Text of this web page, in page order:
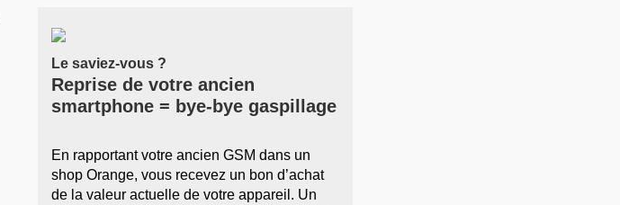
Le saviez-vous ?
Reprise de votre ancien
smartphone = bye-bye gaspillage
En rapportant votre ancien GSM dans un
shop Orange, vous recevez un bon d’achat
de la valeur actuelle de votre appareil. Un